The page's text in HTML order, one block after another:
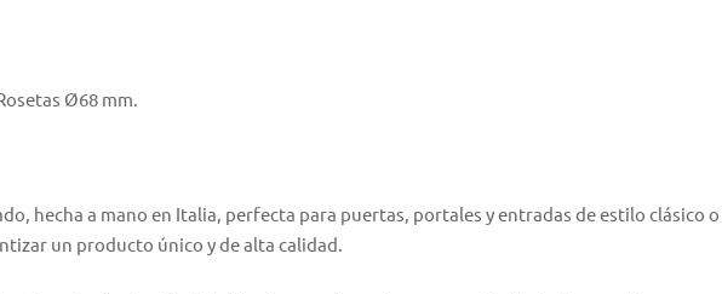
Ø68 mm.
hecha a mano en Italia, perfecta para puertas, portales y entradas de estilo clásico o
un producto único y de alta calidad.